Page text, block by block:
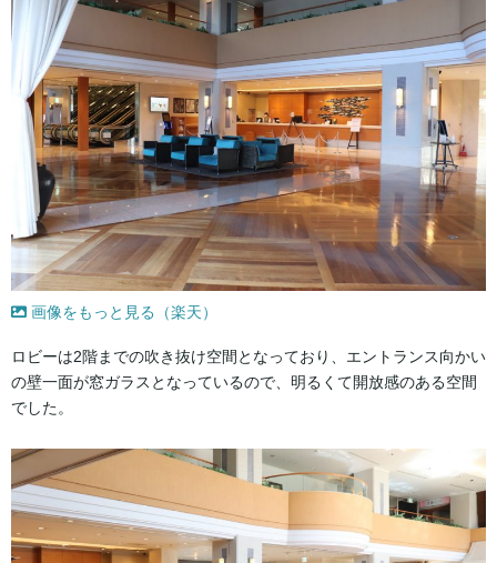
画像をもっと見る（楽天）
ロビーは2階までの吹き抜け空間となっており、エントランス向かい
の壁一面が窓ガラスとなっているので、明るくて開放感のある空間
でした。